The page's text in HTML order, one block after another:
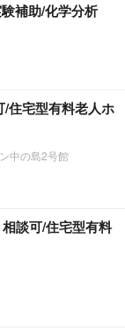
補助/化学分析
/住宅型有料老人ホ
中の島2号館
談可/住宅型有料